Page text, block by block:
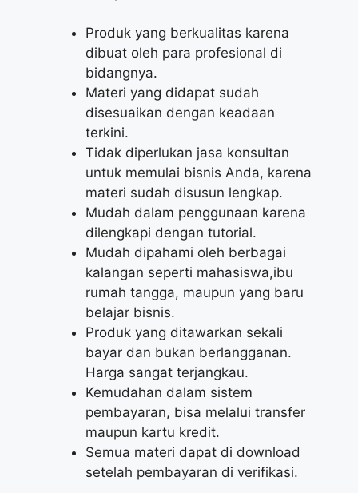
Produk yang berkualitas karena
dibuat oleh para profesional di
bidangnya.
Materi yang didapat sudah
disesuaikan dengan keadaan
terkini.
Tidak diperlukan jasa konsultan
untuk memulai bisnis Anda, karena
materi sudah disusun lengkap.
Mudah dalam penggunaan karena
dilengkapi dengan tutorial.
Mudah dipahami oleh berbagai
kalangan seperti mahasiswa,ibu
rumah tangga, maupun yang baru
belajar bisnis.
Produk yang ditawarkan sekali
bayar dan bukan berlangganan.
Harga sangat terjangkau.
Kemudahan dalam sistem
pembayaran, bisa melalui transfer
maupun kartu kredit.
Semua materi dapat di download
setelah pembayaran di verifikasi.